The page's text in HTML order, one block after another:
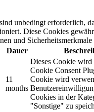
unbedingt erforderlich,
Diese Cookies
und Sicherheitsmerkmale
Dauer
11
months
Dieses Cookie
Cookie Consent
Cookie wird
Cookies in der
"Sonstige" zu